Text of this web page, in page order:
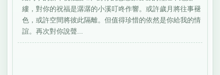
縷，對你的祝福是潺潺的小溪叮咚作響。或許歲月將往事褪
色，或許空間將彼此隔離。但值得珍惜的依然是你給我的情
誼。再次對你說聲...